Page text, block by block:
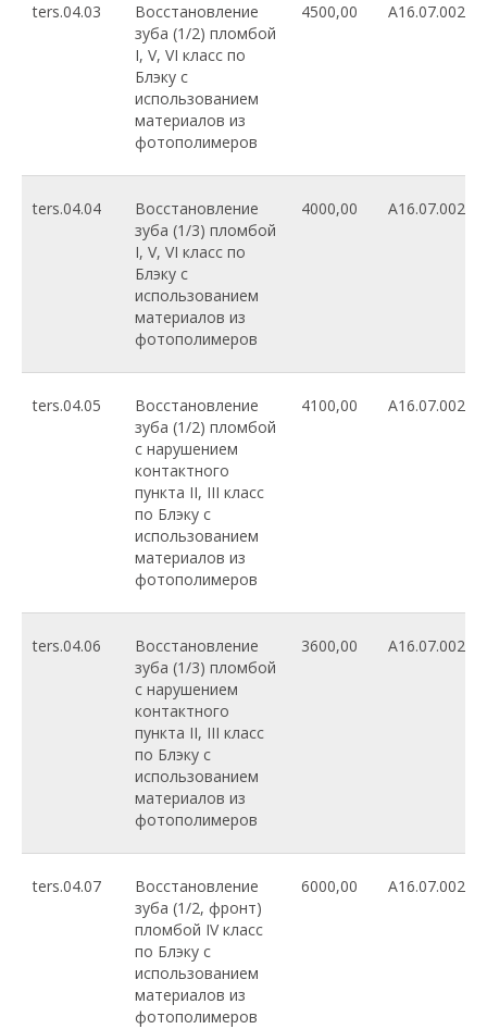
ters.04.03
Восстановление
зуба (1/2) пломбой
I, V, VI класс по
Блэку с
использованием
материалов из
фотополимеров
4500,00
ters.04.04
Восстановление
зуба (1/3) пломбой
I, V, VI класс по
Блэку с
использованием
материалов из
фотополимеров
4000,00
ters.04.05
Восстановление
зуба (1/2) пломбой
с нарушением
контактного
пункта II, III класс
по Блэку с
использованием
материалов из
фотополимеров
4100,00
ters.04.06
Восстановление
зуба (1/3) пломбой
с нарушением
контактного
пункта II, III класс
по Блэку с
использованием
материалов из
фотополимеров
3600,00
ters.04.07
Восстановление
зуба (1/2, фронт)
пломбой IV класс
по Блэку с
использованием
материалов из
фотополимеров
6000,00